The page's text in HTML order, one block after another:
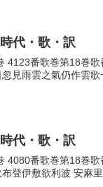
代・歌・訳
番歌巻第18巻
見雨雲之氣仍作雲
代・歌・訳
4080番歌巻第18巻
登伊敷欲利波 安麻